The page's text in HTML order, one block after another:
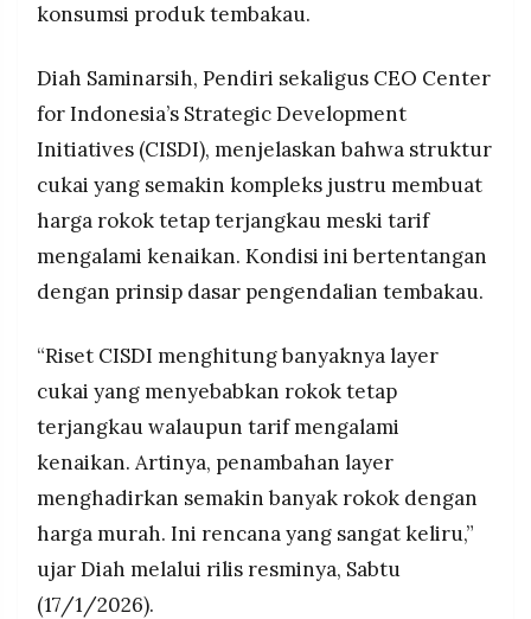
konsumsi produk tembakau.
Diah Saminarsih, Pendiri sekaligus CEO Center
for Indonesia’s Strategic Development
Initiatives (CISDI), menjelaskan bahwa struktur
cukai yang semakin kompleks justru membuat
harga rokok tetap terjangkau meski tarif
mengalami kenaikan. Kondisi ini bertentangan
dengan prinsip dasar pengendalian tembakau.
“Riset CISDI menghitung banyaknya layer
cukai yang menyebabkan rokok tetap
terjangkau walaupun tarif mengalami
kenaikan. Artinya, penambahan layer
menghadirkan semakin banyak rokok dengan
harga murah. Ini rencana yang sangat keliru,”
ujar Diah melalui rilis resminya, Sabtu
(17/1/2026).